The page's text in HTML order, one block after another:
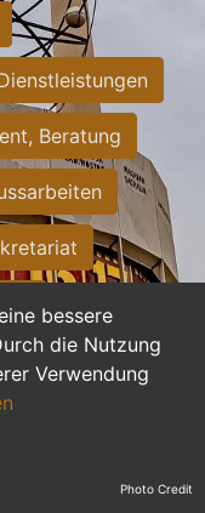
bessere
die Nutzung
Verwendung
Beratung
Photo Credit